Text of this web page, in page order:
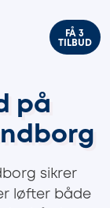
FÅ 3
TILBUD
på
sikrer
løfter både